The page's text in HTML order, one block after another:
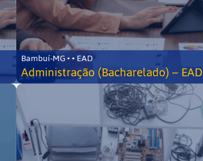
Bambuí-MG • • EAD
Administração (Bacharelado) – EAD